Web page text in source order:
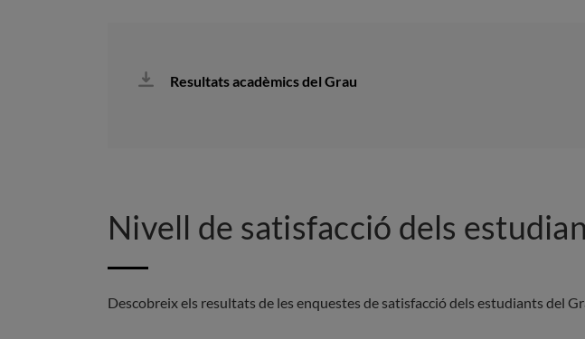
Resultats acadèmics del Grau
Nivell de satisfacció dels
Descobreix els resultats de les enquestes de satisfacció dels estudiants del